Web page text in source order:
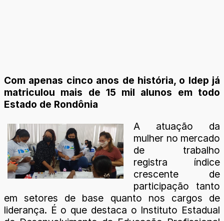
Com apenas cinco anos de história, o Idep já
matriculou mais de 15 mil alunos em todo
Estado de Rondônia
A atuação da
mulher no mercado
de trabalho
registra índice
crescente de
participação tanto
em setores de base quanto nos cargos de
liderança. É o que destaca o Instituto Estadual